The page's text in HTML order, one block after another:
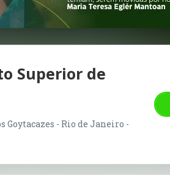
Superior de
Goytacazes - Rio de Janeiro -